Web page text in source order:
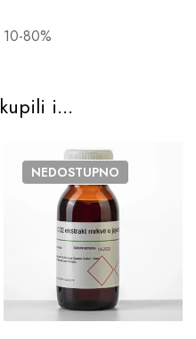
10-80%
i...
NEDOSTUPNO